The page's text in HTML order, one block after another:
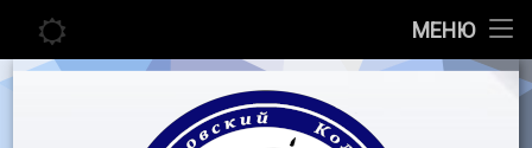
МЕНЮ
Главная
Перейти